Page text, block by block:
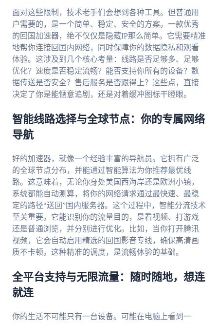
面对这些限制，技术老手们会想到各种工具。但普通用
户需要的，是一个简单、稳定、安全的方案。一款优秀
的回国加速器，绝不仅仅是隐藏IP那么简单。它需要精准
地帮你连接回国内网络，同时保障你的数据隐私和观看
体验。这涉及到几个核心考量：线路是否足够多、足够
优化？速度是否稳定流畅？能否支持你所有的设备？数
据传送是否安全？售后服务是否跟得上？这些点，直接
决定了你是能惬意追剧，还是对着缓冲图标干瞪眼。
智能线路选择与全球节点：你的专属网络
导航
好的加速器，就像一个经验丰富的导航员。它拥有广泛
的全球节点分布，并能通过智能算法为你推荐最优线
路。这意味着，无论你身处美国西海岸还是欧洲小镇，
系统都能自动测算，将你的网络请求通过最快速、最稳
定的路径“送回”国内服务器。这个过程中，智能分流技术
至关重要。它能识别你的流量目的，是看视频、打游戏
还是普通浏览，并分别进行优化。比如，当你打开腾讯
视频，它会自动启用精选的回国影音专线，确保高清画
质不卡顿。这种精准的调度，是流畅体验的基础。
全平台支持与无限流量：随时随地，想连
就连
你的生活不可能只有一台设备。可能在电脑上看到一